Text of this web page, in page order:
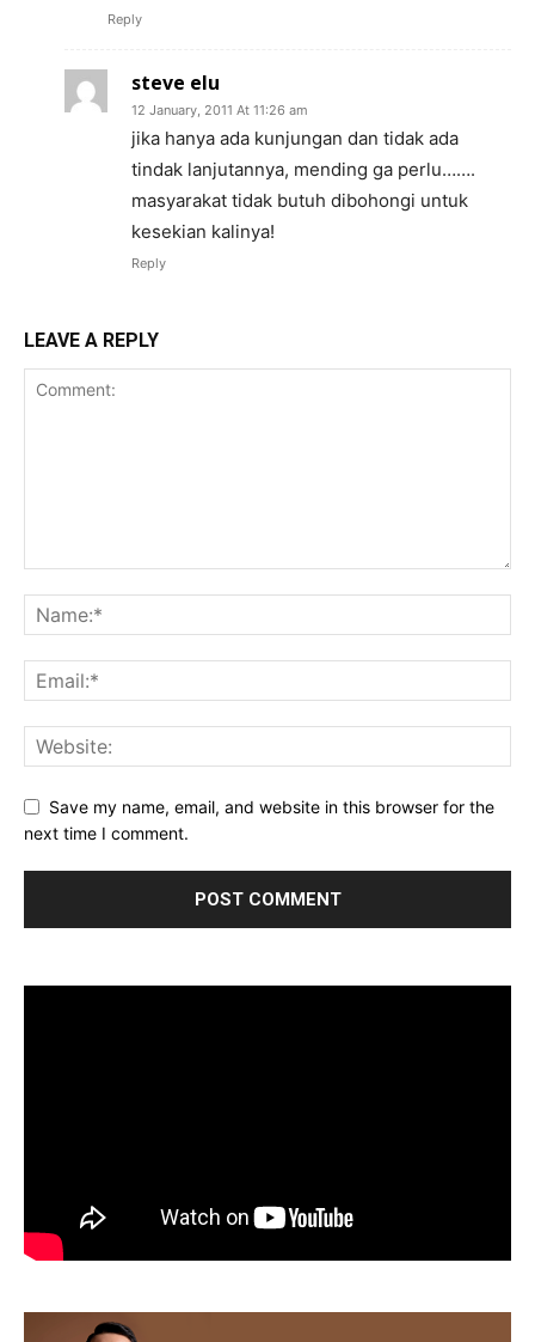
Reply
steve elu
12 January, 2011 At 11:26 am
jika hanya ada kunjungan dan tidak ada
tindak lanjutannya, mending ga perlu…….
masyarakat tidak butuh dibohongi untuk
kesekian kalinya!
Reply
LEAVE A REPLY
Save my name, email, and website in this browser for the
next time I comment.